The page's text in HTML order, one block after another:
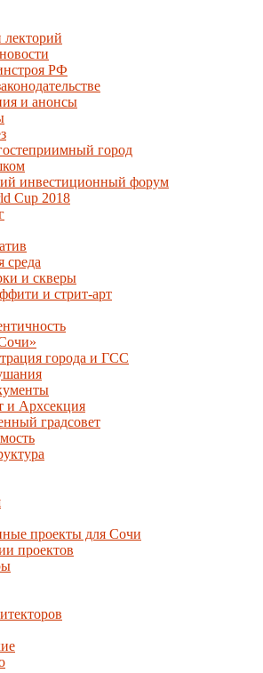
лекторий
РФ
и анонсы
город
инвестиционный форум
Cup 2018
среда
и скверы
и стрит-арт
города и ГСС
и Архсекция
градсовет
проекты для Сочи
проектов